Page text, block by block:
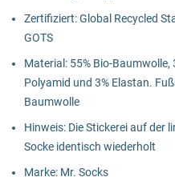
Zertifiziert: Global Recycled
GOTS
Material: 55% Bio-Baumwolle,
Polyamid und 3% Elastan.
Baumwolle
Hinweis: Die Stickerei auf der
Socke identisch wiederholt
Marke: Mr. Socks